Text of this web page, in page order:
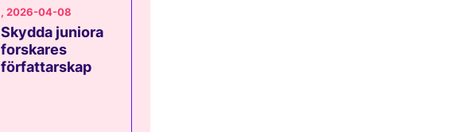
, 2026-04-08
Skydda juniora
forskares
författarskap